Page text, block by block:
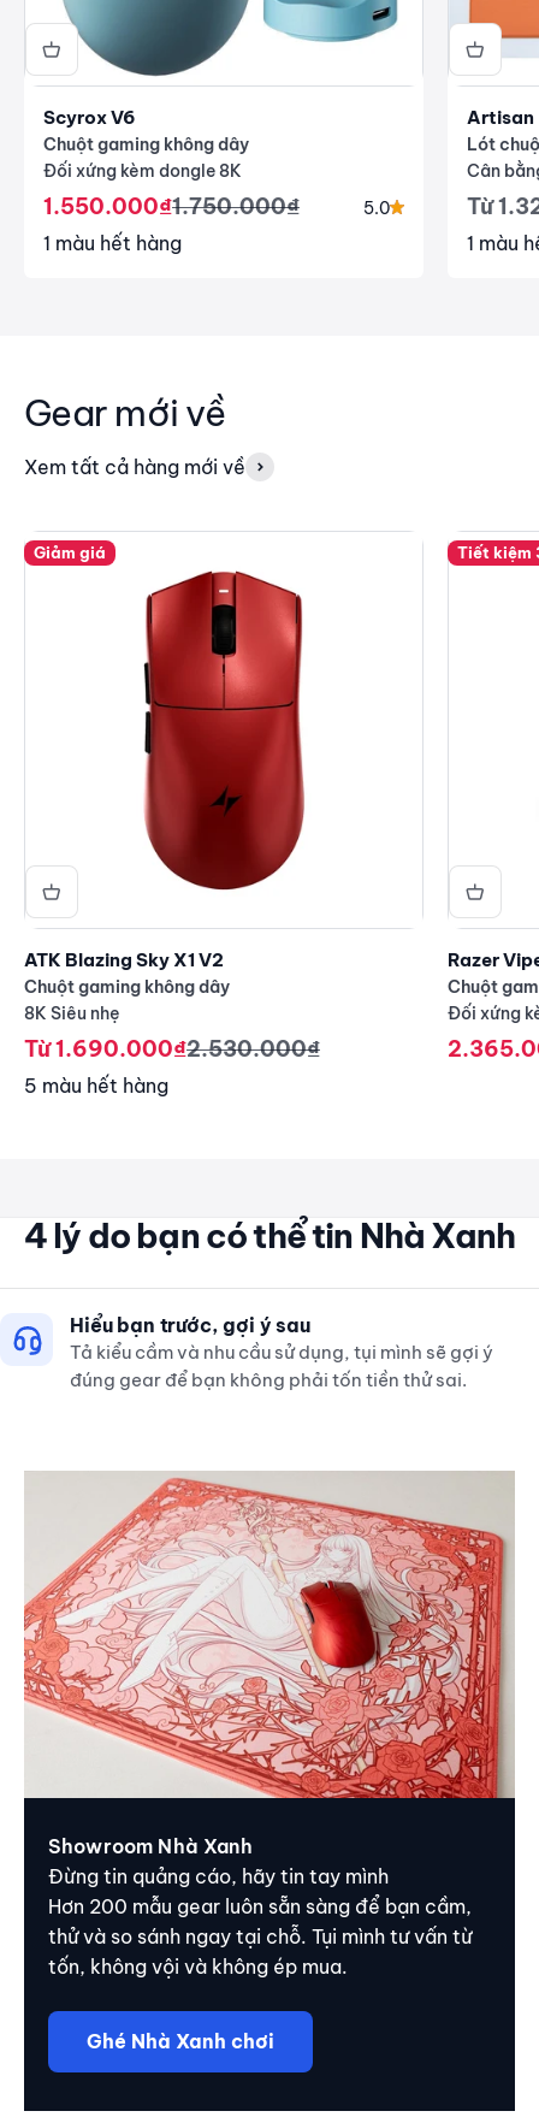
Scyrox V6
Chuột gaming không dây
Đối xứng kèm dongle 8K
Giá giảm
1.550.000₫Giá thông thường
1.750.000₫ 5.0
1 màu hết hàng
Artisan
Lót
Cân
Giá
Từ
1 màu
Gear mới về
Xem tất cả hàng mới về
Giảm giá
ATK Blazing Sky X1 V2
Chuột gaming không dây
8K Siêu nhẹ
Giá giảm
Từ 1.690.000₫Giá thông thường
2.530.000₫
5 màu hết hàng
Tiết kiệm
Razer
Chuột
Đối xứng
Giá
4 lý do bạn có thể tin Nhà Xanh
Hiểu bạn trước, gợi ý sau
Tả kiểu cầm và nhu cầu sử dụng, tụi mình sẽ gợi ý
đúng gear để bạn không phải tốn tiền thử sai.
Showroom Nhà Xanh
Đừng tin quảng cáo, hãy tin tay mình
Hơn 200 mẫu gear luôn sẵn sàng để bạn cầm,
thử và so sánh ngay tại chỗ. Tụi mình tư vấn từ
tốn, không vội và không ép mua.
Ghé Nhà Xanh chơi